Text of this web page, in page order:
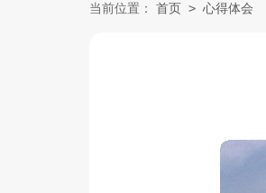
当前位置： 首页 > 心得体会